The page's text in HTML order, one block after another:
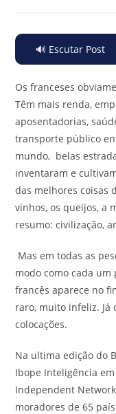
🔊 Escutar Post
Os franceses
Têm mais renda,
aposentadorias,
transporte público
mundo, belas
inventaram e
das melhores coisas
vinhos, os queijos, a
resumo: civilização,
Mas em todas as
modo como cada
francês aparece no
raro, muito infeliz. Já
colocações.
Na ultima edição do
Ibope Inteligência
Independent
moradores de 65